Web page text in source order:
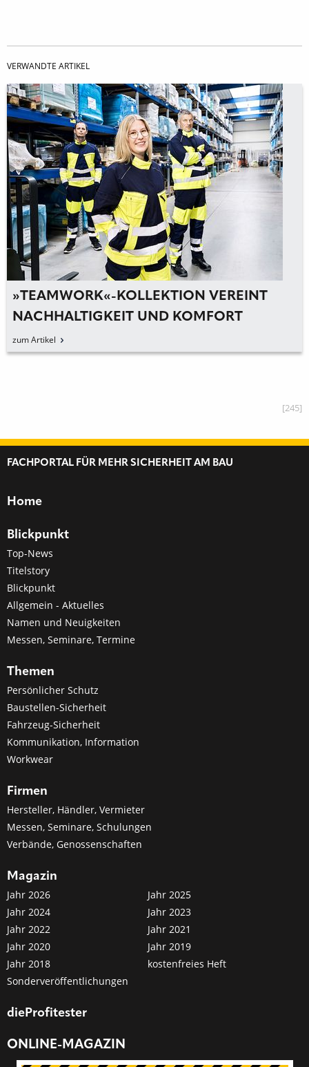
VERWANDTE ARTIKEL
»TEAMWORK«-KOLLEKTION VEREINT
NACHHALTIGKEIT UND KOMFORT
zum Artikel
[245]
FACHPORTAL FÜR MEHR SICHERHEIT AM BAU
Home
Blickpunkt
Top-News
Titelstory
Blickpunkt
Allgemein - Aktuelles
Namen und Neuigkeiten
Messen, Seminare, Termine
Themen
Persönlicher Schutz
Baustellen-Sicherheit
Fahrzeug-Sicherheit
Kommunikation, Information
Workwear
Firmen
Hersteller, Händler, Vermieter
Messen, Seminare, Schulungen
Verbände, Genossenschaften
Magazin
Jahr 2026
Jahr 2025
Jahr 2024
Jahr 2023
Jahr 2022
Jahr 2021
Jahr 2020
Jahr 2019
Jahr 2018
kostenfreies Heft
Sonderveröffentlichungen
dieProfitester
ONLINE-MAGAZIN